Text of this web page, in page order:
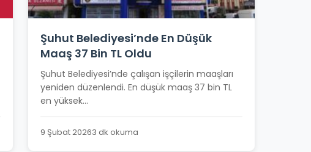
Şuhut Belediyesi’nde En Düşük
Maaş 37 Bin TL Oldu
Şuhut Belediyesi’nde çalışan işçilerin maaşları
yeniden düzenlendi. En düşük maaş 37 bin TL
en yüksek...
9 Şubat 20263 dk okuma